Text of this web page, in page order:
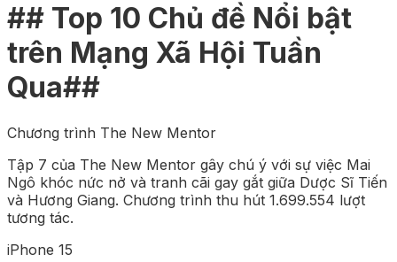
## Top 10 Chủ đề Nổi bật
trên Mạng Xã Hội Tuần
Qua##
Chương trình The New Mentor
Tập 7 của The New Mentor gây chú ý với sự việc Mai
Ngô khóc nức nở và tranh cãi gay gắt giữa Dược Sĩ Tiến
và Hương Giang. Chương trình thu hút 1.699.554 lượt
tương tác.
iPhone 15